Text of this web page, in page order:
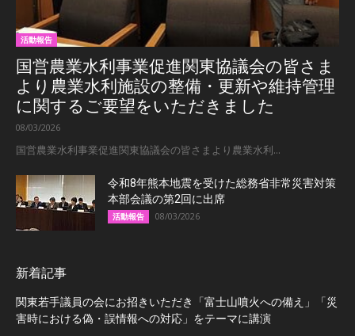
活動報告
国営農業水利事業促進関東協議会の皆さま
より農業水利施設の整備・更新や維持管理
に関するご要望をいただきました
08/03/2026
国営農業水利事業促進関東協議会の皆さまより農業水利...
令和8年熊本地震を受けた総務省非常災害対策
本部会議の第2回に出席
活動報告 08/03/2026
新着記事
関東若手議員の会にお招きいただき「富士山噴火への備え」「災
害時における偽・誤情報への対応」をテーマに講演